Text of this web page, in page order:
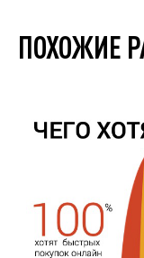
ПОХОЖИЕ